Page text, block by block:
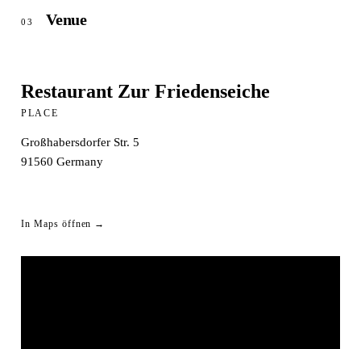
03 Venue
Restaurant Zur Friedenseiche
PLACE
Großhabersdorfer Str. 5
91560 Germany
In Maps öffnen →